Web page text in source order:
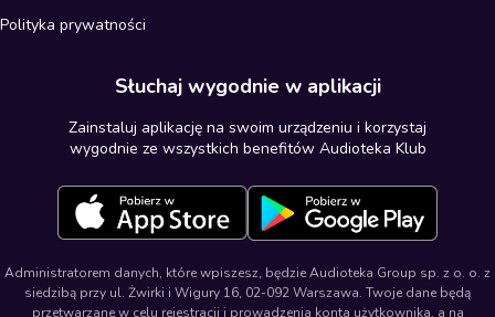
Polityka prywatności
Słuchaj wygodnie w aplikacji
Zainstaluj aplikację na swoim urządzeniu i korzystaj
wygodnie ze wszystkich benefitów Audioteka Klub
Administratorem danych, które wpiszesz, będzie Audioteka Group sp. z o. o. z
siedzibą przy ul. Żwirki i Wigury 16, 02-092 Warszawa. Twoje dane będą
przetwarzane w celu rejestracji i prowadzenia konta użytkownika, a na